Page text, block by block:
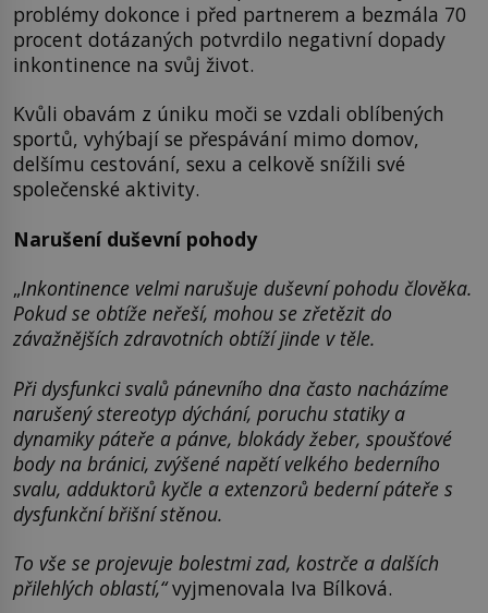
problémy dokonce i před partnerem a bezmála 70
procent dotázaných potvrdilo negativní dopady
inkontinence na svůj život.
Kvůli obavám z úniku moči se vzdali oblíbených
sportů, vyhýbají se přespávání mimo domov,
delšímu cestování, sexu a celkově snížili své
společenské aktivity.
Narušení duševní pohody
„Inkontinence velmi narušuje duševní pohodu člověka.
Pokud se obtíže neřeší, mohou se zřetězit do
závažnějších zdravotních obtíží jinde v těle.
Při dysfunkci svalů pánevního dna často nacházíme
narušený stereotyp dýchání, poruchu statiky a
dynamiky páteře a pánve, blokády žeber, spoušťové
body na bránici, zvýšené napětí velkého bederního
svalu, adduktorů kyčle a extenzorů bederní páteře s
dysfunkční břišní stěnou.
To vše se projevuje bolestmi zad, kostrče a dalších
přilehlých oblastí,“vyjmenovala Iva Bílková.